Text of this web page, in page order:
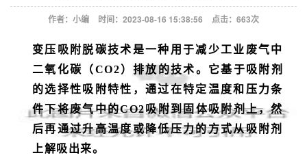
作者：小编 时间：2023-08-16 15:38:56 点击： 663次
变压吸附脱碳技术是一种用于减少工业废气中
二氧化碳（ CO2）排放的技术。它基于吸附剂
的选择性吸附特性，通过在特定温度和压力条
件下将废气中的CO2吸附到固体吸附剂上，然
后再通过升高温度或降低压力的方式从吸附剂
上解吸出来。